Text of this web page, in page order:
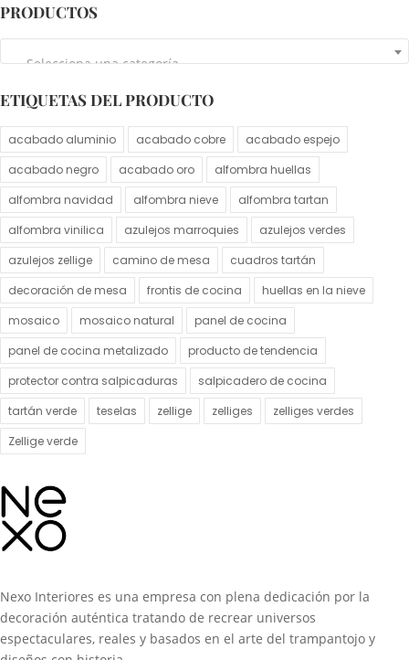
PRODUCTOS
Selecciona una categoría
ETIQUETAS DEL PRODUCTO
acabado aluminio acabado cobre
acabado espejo
acabado negro
acabado oro
alfombra huellas
alfombra navidad
alfombra nieve
alfombra tartan
alfombra vinilica
azulejos marroquies
azulejos verdes
azulejos zellige
camino de mesa
cuadros tartán
decoración de mesa
frontis de cocina
huellas en la nieve
mosaico
mosaico natural
panel de cocina
panel de cocina metalizado
producto de tendencia
protector contra salpicaduras
salpicadero de cocina
tartán verde
teselas zellige zelliges
zelliges verdes
Zellige verde
Nexo Interiores es una empresa con plena dedicación por la
decoración auténtica tratando de recrear universos
espectaculares, reales y basados en el arte del trampantojo y